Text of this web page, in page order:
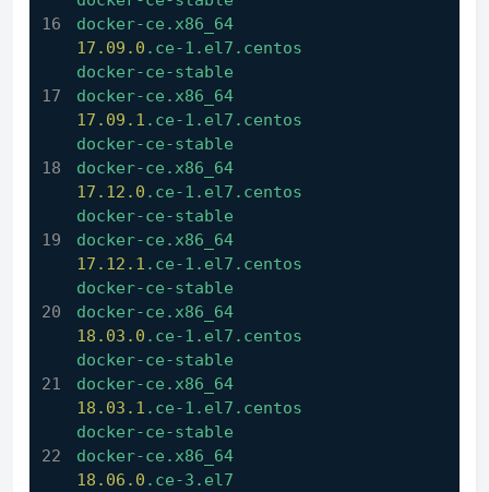
docker-ce.x86_64
17.09 .0 .ce-1.el7.centos
docker-ce-stable
docker-ce.x86_64
17.09 .1 .ce-1.el7.centos
docker-ce-stable
docker-ce.x86_64
17.12 .0 .ce-1.el7.centos
docker-ce-stable
docker-ce.x86_64
17.12 .1 .ce-1.el7.centos
docker-ce-stable
docker-ce.x86_64
18.03 .0 .ce-1.el7.centos
docker-ce-stable
docker-ce.x86_64
18.03 .1 .ce-1.el7.centos
docker-ce-stable
docker-ce.x86_64
18.06 .0 .ce-3.el7